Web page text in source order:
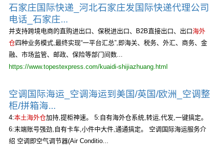
石家庄国际快递_河北石家庄发国际快递代理公司
电话_石家庄...
并支持跨境电商的直购进出口、保税进出口、B2B直接出口、出口海外
仓四种业务模式,最终实现“一平台汇总”,即海关、税务、外汇、商务、金
融、市场监管、邮政、保险等部门间数...
https://www.topestexpress.com/kuaidi-shijiazhuang.html
空调国际海运_空调海运到美国/英国/欧洲_空调整
柜/拼箱海...
4:本土海外仓加持,提柜神速。 5:自有海外仓系统,转运,代发,一键搞定。
6:末端账号强劲,自有卡车,小件中大件,通通搞定。 空调国际海运服务介
绍 空调即空气调节器(Air Conditio...